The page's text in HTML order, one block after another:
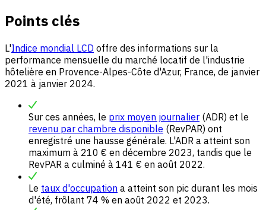
Points clés
L'Indice mondial LCD offre des informations sur la
performance mensuelle du marché locatif de l'industrie
hôtelière en Provence-Alpes-Côte d'Azur, France, de janvier
2021 à janvier 2024.
Sur ces années, le prix moyen journalier (ADR) et le
revenu par chambre disponible (RevPAR) ont
enregistré une hausse générale. L'ADR a atteint son
maximum à 210 € en décembre 2023, tandis que le
RevPAR a culminé à 141 € en août 2022.
Le taux d'occupation a atteint son pic durant les mois
d'été, frôlant 74 % en août 2022 et 2023.